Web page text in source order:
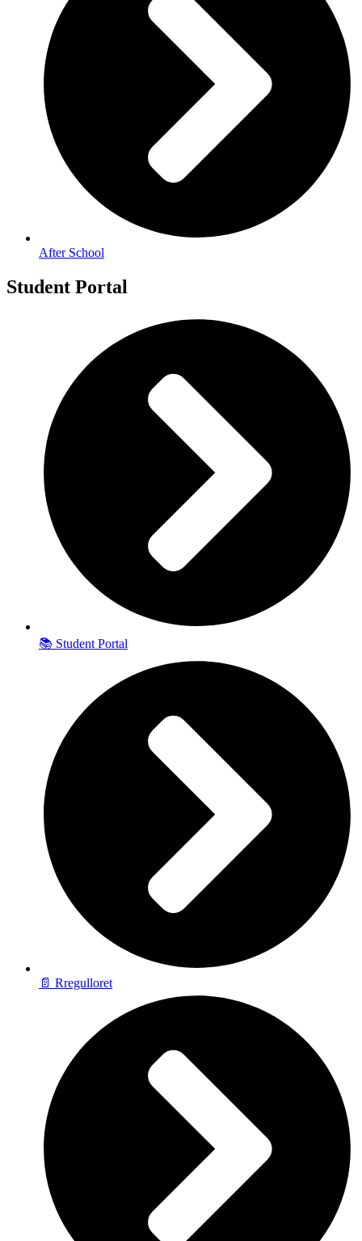
After School
Student Portal
📚 Student Portal
📄 Rregulloret